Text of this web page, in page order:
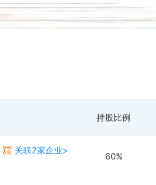
持股比例
关联2家企业>
60%